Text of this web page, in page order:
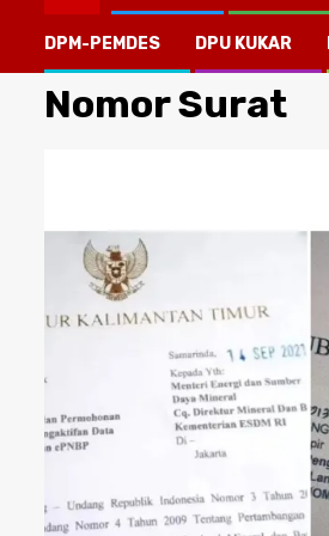
DPM-PEMDES DPU KUKAR
Nomor Surat